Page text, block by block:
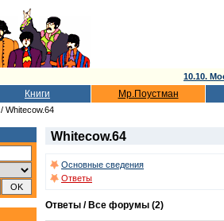
10.10.
Книги Мр.Поустман
/ Whitecow.64
Whitecow.64
Основные сведения
Ответы
Ответы / Все форумы (2)